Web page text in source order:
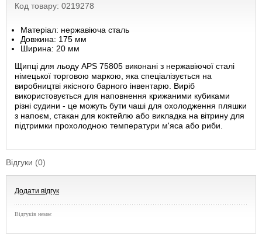
Код товару: 0219278
Матеріал: нержавіюча сталь
Довжина: 175 мм
Ширина: 20 мм
Щипці для льоду APS 75805 виконані з нержавіючої сталі
німецької торговою маркою, яка спеціалізується на
виробництві якісного барного інвентарю. Виріб
використовується для наповнення крижаними кубиками
різні судини - це можуть бути чаші для охолодження пляшки
з напоєм, стакан для коктейлю або викладка на вітрину для
підтримки прохолодною температури м'яса або риби.
Відгуки (0)
Додати відгук
Відгуків немає